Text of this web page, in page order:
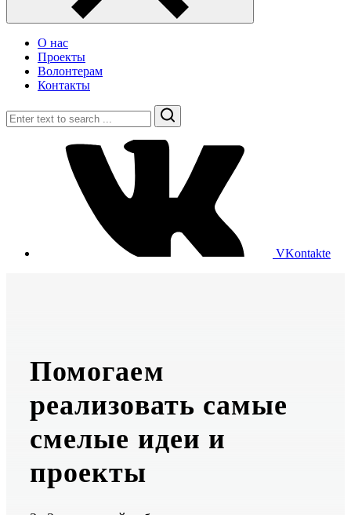
О нас
Проекты
Волонтерам
Контакты
Search
VKontakte
Помогаем
реализовать самые
смелые идеи и
проекты